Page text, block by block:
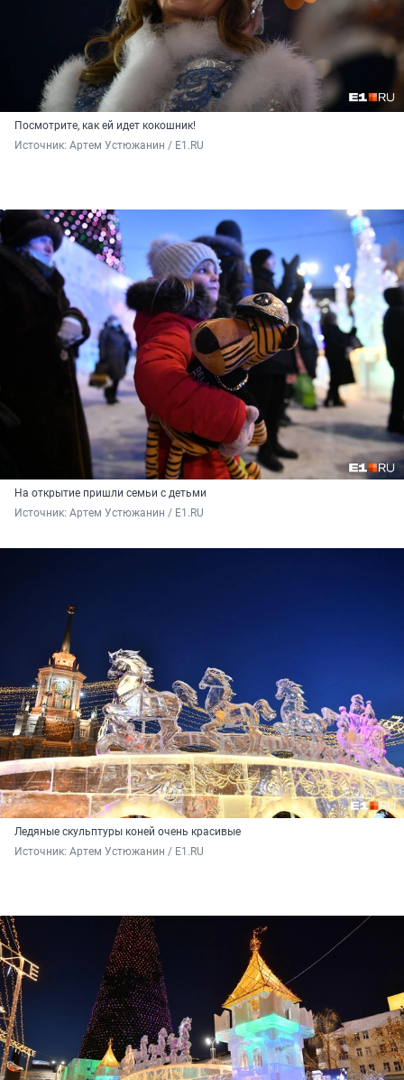
Посмотрите, как ей идет кокошник!
Источник: Артем Устюжанин / E1.RU
На открытие пришли семьи с детьми
Источник: Артем Устюжанин / E1.RU
Ледяные скульптуры коней очень красивые
Источник: Артем Устюжанин / E1.RU